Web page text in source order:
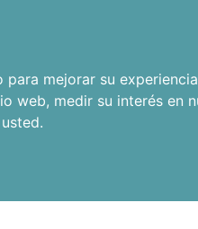
mejorar su
web, medir su interés en
.